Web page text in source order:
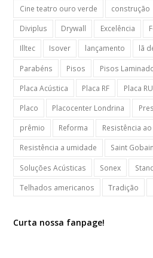
Cine teatro ouro verde
construção
Diviplus
Drywall Excelência
Illtec
Isover lançamento lã
Parabéns
Pisos Pisos
Placa Acústica
Placa RF Placa RU
Placo
Placocenter Londrina
prêmio
Reforma
Resistência
Resistência a umidade
Saint Gobain
Soluções Acústicas
Sonex
Telhados americanos
Tradição
Curta nossa fanpage!